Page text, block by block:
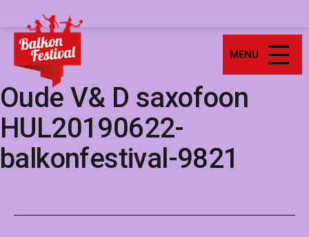
naar
inhoud
Balkonfestival
MENU
Oude V& D saxofoon
HUL20190622-
balkonfestival-9821